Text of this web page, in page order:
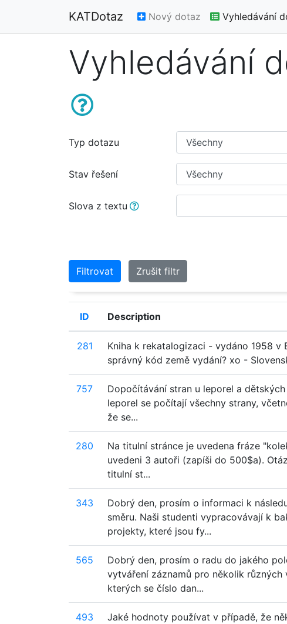
KATDotaz Nový dotaz Vyhledávání
Vyhledávání
Typ dotazu
Stav řešení
Slova z textu
Filtrovat Zrušit filtr
ID Description
281
Kniha k rekatalogizaci - vydáno 1958
správný kód země vydání? xo -
757
Dopočítávání stran u leporel a
leporel se počítají všechny strany,
že se...
280
Na titulní stránce je uvedena fráze
uvedeni 3 autoři (zapíši do 500$a).
titulní st...
343
Dobrý den, prosím o informaci k
směru. Naši studenti vypracovávají k
projekty, které jsou fy...
565
Dobrý den, prosím o radu do jakého
vytváření záznamů pro několik
kterých se číslo dan...
493
Jaké hodnoty používat v případě, že